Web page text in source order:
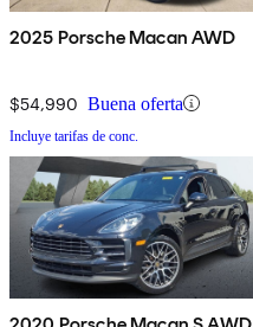
2025 Porsche Macan AWD
$54,990 Buena oferta
Incluye tarifas de conc.